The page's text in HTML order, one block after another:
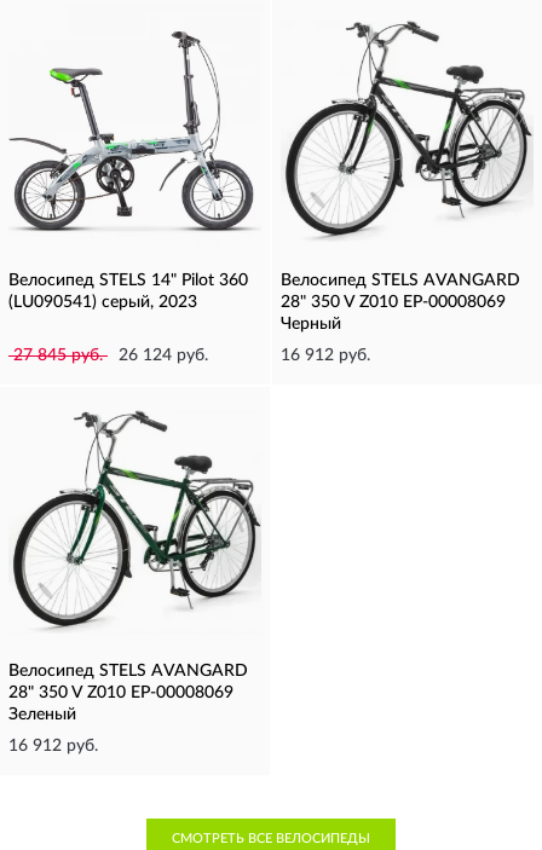
Велосипед STELS 14" Pilot 360
(LU090541) серый, 2023
27 845 руб. 26 124 руб.
Велосипед STELS AVANGARD
28" 350 V Z010 EP-00008069
Черный
16 912 руб.
Велосипед STELS AVANGARD
28" 350 V Z010 EP-00008069
Зеленый
16 912 руб.
СМОТРЕТЬ ВСЕ ВЕЛОСИПЕДЫ